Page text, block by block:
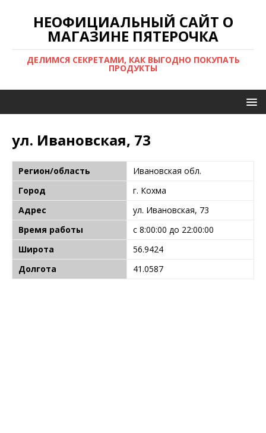
НЕОФИЦИАЛЬНЫЙ САЙТ О
МАГАЗИНЕ ПЯТЕРОЧКА
ДЕЛИМСЯ СЕКРЕТАМИ, КАК ВЫГОДНО ПОКУПАТЬ
ПРОДУКТЫ
ул. Ивановская, 73
Регион/область
Ивановская обл.
Город
г. Кохма
Адрес
ул. Ивановская, 73
Время работы
с 8:00:00 до 22:00:00
Широта
56.9424
Долгота
41.0587